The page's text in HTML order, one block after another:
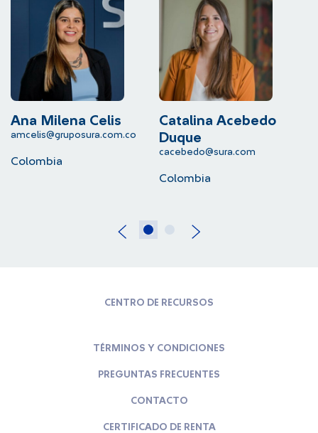
Ana Milena Celis
amcelis@gruposura.com.co
Colombia
Catalina Acebedo
Duque
cacebedo@sura.com
Colombia
CENTRO DE RECURSOS
TÉRMINOS Y CONDICIONES
PREGUNTAS FRECUENTES
CONTACTO
CERTIFICADO DE RENTA